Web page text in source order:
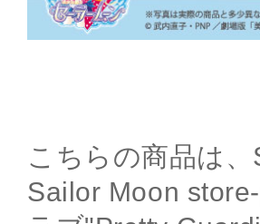
こちらの商品は
Sailor Moon